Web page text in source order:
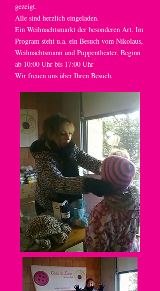
gezeigt.
Alle sind herzlich eingeladen.
Ein Weihnachtsmarkt der besonderen Art. Im
Program steht u.a. ein Besuch vom Nikolaus,
Weihnachtsmann und Puppentheater. Beginn
ab 10:00 Uhr bis 17:00 Uhr
Wir freuen uns über Ihren Besuch.